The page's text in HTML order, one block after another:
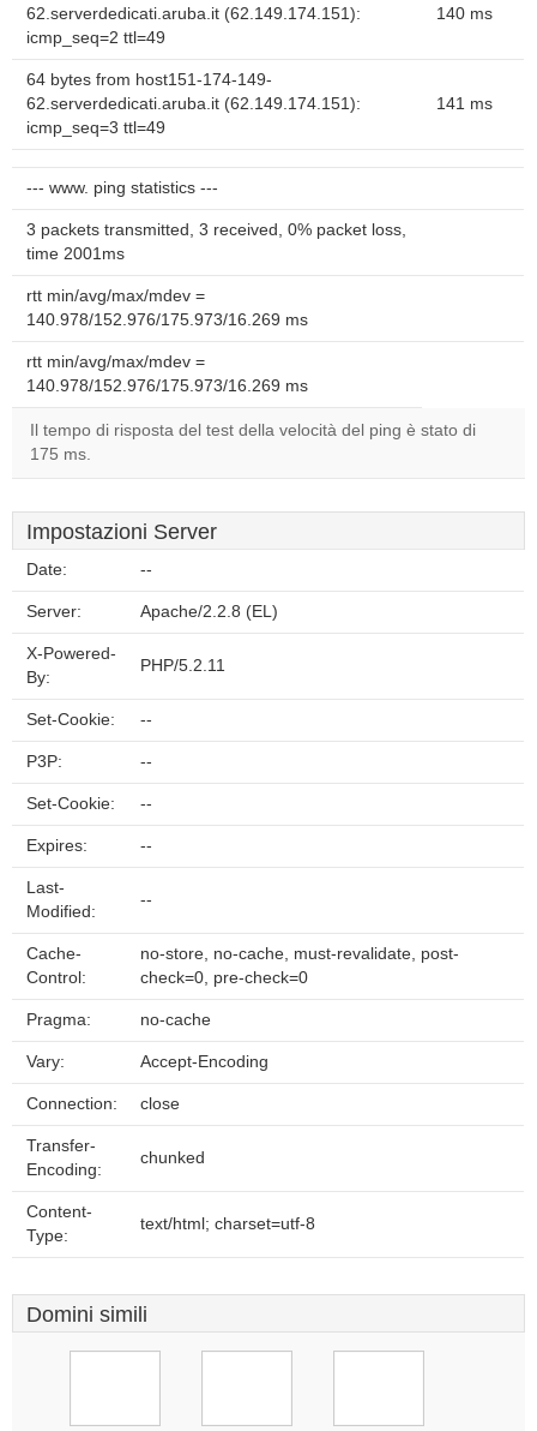
62.serverdedicati.aruba.it (62.149.174.151):
icmp_seq=2 ttl=49
140 ms
64 bytes from host151-174-149-
62.serverdedicati.aruba.it (62.149.174.151):
icmp_seq=3 ttl=49
141 ms
--- www. ping statistics ---
3 packets transmitted, 3 received, 0% packet loss,
time 2001ms
rtt min/avg/max/mdev =
140.978/152.976/175.973/16.269 ms
rtt min/avg/max/mdev =
140.978/152.976/175.973/16.269 ms
Il tempo di risposta del test della velocità del ping è stato di
175 ms.
Impostazioni Server
Date: --
Server: Apache/2.2.8 (EL)
X-Powered-
By:
PHP/5.2.11
Set-Cookie: --
P3P: --
Set-Cookie: --
Expires: --
Last-
Modified:
--
Cache-
Control:
no-store, no-cache, must-revalidate, post-
check=0, pre-check=0
Pragma: no-cache
Vary: Accept-Encoding
Connection: close
Transfer-
Encoding:
chunked
Content-
Type:
text/html; charset=utf-8
Domini simili